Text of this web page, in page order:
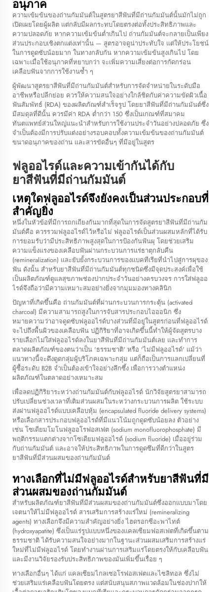
อนุภาค
ความเข้มข้นของถ่านกัมมันต์ในสูตรยาสีฟันที่มีถ่านกัมมันต์นั้นมักไม่ถูก
เปิดเผยโดยผู้ผลิต แต่กลับมีผลกระทบโดยตรงต่อทั้งประสิทธิภาพและ
ความปลอดภัย หากความเข้มข้นต่ำเกินไป ถ่านกัมมันต์จะกลายเป็นเพียง
ส่วนประกอบเชิงตกแต่งเท่านั้น — สูตรอาจดูน่าประทับใจ แต่ให้ประโยชน์
ในการดูดซับน้อยมาก ในทางกลับกัน หากความเข้มข้นสูงเกินไป โดย
เฉพาะเมื่อใช้อนุภาคที่หยาบกว่า จะเพิ่มความเสี่ยงต่อการกัดกร่อน
เคลือบฟันจากการใช้งานซ้ำ ๆ
ผู้พัฒนาสูตรยาสีฟันที่มีถ่านกัมมันต์สำหรับการจัดจำหน่ายในระดับมือ
อาชีพหรือปลีกย่อย ควรให้ความสนใจอย่างใกล้ชิดกับค่าความขัดผิวเนื้อ
ฟันสัมพัทธ์ (RDA) ของผลิตภัณฑ์สำเร็จรูป โดยยาสีฟันที่มีถ่านกัมมันต์ซึ่ง
มีสมดุลที่ดีนั้น ควรมีค่า RDA ต่ำกว่า 150 ซึ่งเป็นเกณฑ์ที่สมาคม
ทันตแพทย์ส่วนใหญ่แนะนำสำหรับการใช้งานประจำวันอย่างปลอดภัย ซึ่ง
จำเป็นต้องมีการปรับแต่งอย่างรอบคอบทั้งความเข้มข้นของถ่านกัมมันต์
ขนาดอนุภาคของถ่าน และสารขัดอื่นๆ ที่มีอยู่ในสูตร
ฟลูออไรด์และความเข้ากันได้กับ
ยาสีฟันที่มีถ่านกัมมันต์
เหตุใดฟลูออไรด์จึงยังคงเป็นส่วนประกอบที่
สำคัญยิ่ง
หนึ่งในหัวข้อที่มีการถกเถียงกันมากที่สุดในการจัดสูตรยาสีฟันที่มีถ่านกัม
มันต์คือ ควรรวมฟลูออไรด์ไว้หรือไม่ ฟลูออไรด์เป็นส่วนผสมหลักที่ได้รับ
การยอมรับว่ามีประสิทธิภาพสูงสุดในการป้องกันฟันผุ โดยช่วยเสริม
ความแข็งแรงของเคลือบฟันผ่านกระบวนการแร่ธาตุกลับคืน
(remineralization) และยับยั้งกระบวนการของแบคทีเรียที่นำไปสู่การผุของ
ฟัน ดังนั้น สำหรับยาสีฟันที่มีถ่านกัมมันต์ทุกชนิดซึ่งมีจุดประสงค์เพื่อใช้
เป็นผลิตภัณฑ์ดูแลสุขภาพช่องปากประจำวันอย่างครบวงจร การใส่ฟลูออ
ไรด์จึงถือว่ามีความเหมาะสมอย่างยิ่งจากมุมมองทางคลินิก
ปัญหาที่เกิดขึ้นคือ ถ่านกัมมันต์ที่ผ่านกระบวนการกระตุ้น (activated
charcoal) มีความสามารถสูงในการจับสารประกอบไอออนิก ซึ่ง
หมายความว่าอาจดูดซับฟลูออไรด์บางส่วนที่มีอยู่ในสูตรก่อนที่ฟลูออไรด์
จะไปถึงพื้นผิวของเคลือบฟัน ปฏิกิริยาที่อาจเกิดขึ้นนี้ทำให้ผู้จัดสูตรบาง
รายเลือกไม่ใส่ฟลูออไรด์ลงในยาสีฟันที่มีถ่านกัมมันต์เลย และทำการ
ตลาดผลิตภัณฑ์ของตนว่าเป็น 'ธรรมชาติ' หรือ 'ไม่มีฟลูออไรด์' แม้ว่า
แนวทางนี้จะดึงดูดกลุ่มผู้บริโภคเฉพาะกลุ่ม แต่ก็ถือเป็นการแลกเปลี่ยนที่
ผู้ซื้อระดับ B2B จำเป็นต้องเข้าใจอย่างลึกซึ้ง เพื่อการวางตำแหน่ง
ผลิตภัณฑ์ในตลาดอย่างเหมาะสม
เพื่อลดปฏิกิริยาระหว่างถ่านกัมมันต์กับฟลูออไรด์ นักวิจัยสูตรยาสามารถ
ปรับเปลี่ยนช่วงเวลาที่เติมส่วนผสมในระหว่างกระบวนการผลิต ใช้ระบบ
ส่งผ่านฟลูออไรด์แบบเคลือบหุ้ม (encapsulated fluoride delivery systems)
หรือเลือกสารประกอบฟลูออไรด์ที่มีแนวโน้มถูกดูดซับน้อยลง ตัวอย่าง
เช่น โซเดียมโมโนฟลูออโรฟอสเฟต (sodium monofluorophosphate) มี
พฤติกรรมแตกต่างจากโซเดียมฟลูออไรด์ (sodium fluoride) เมื่ออยู่ร่วม
กับถ่านกัมมันต์ และอาจให้ประสิทธิภาพในการดูดซึมที่ดีกว่าในสูตร
ยาสีฟันที่มีส่วนผสมของถ่านกัมมันต์
ทางเลือกที่ไม่มีฟลูออไรด์สำหรับยาสีฟันที่มี
ส่วนผสมของถ่านกัมมันต์
สำหรับผลิตภัณฑ์ยาสีฟันที่มีส่วนผสมของถ่านกัมมันต์ซึ่งออกแบบมาโดย
เจตนาให้ไม่มีฟลูออไรด์ สารเสริมการสร้างแร่ใหม่ (remineralizing
agents) ทางเลือกจึงมีความสำคัญอย่างยิ่ง ไฮดรอกซีอะพาไทต์
(hydroxyapatite) ซึ่งเป็นแร่รูปแบบหนึ่งของแคลเซียมฟอสเฟตที่เกิดขึ้นตาม
ธรรมชาติ ได้รับความสนใจอย่างมากในฐานะส่วนผสมเสริมการสร้างแร่
ใหม่ที่ไม่มีฟลูออไรด์ โดยทำงานผ่านการเสริมแร่โดยตรงให้กับเคลือบฟัน
และมีงานวิจัยรองรับประสิทธิภาพของมันเพิ่มขึ้นเรื่อย ๆ
ทางเลือกอื่นๆ ได้แก่ แคลเซียมไกลเซอโรฟอสเฟตและไซลิทอล ซึ่งไม่
ช่วยเสริมแร่เคลือบฟันโดยตรง แต่สนับสนุนสภาพแวดล้อมในช่องปากให้